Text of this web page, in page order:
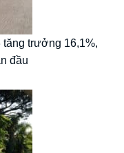
tăng trưởng 16,1%,
đầu